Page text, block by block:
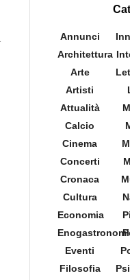
Annunci
Architettura
Arte
Artisti
Attualità
Calcio
Cinema
Concerti
Cronaca
Cultura
Economia
Eventi
Filosofia